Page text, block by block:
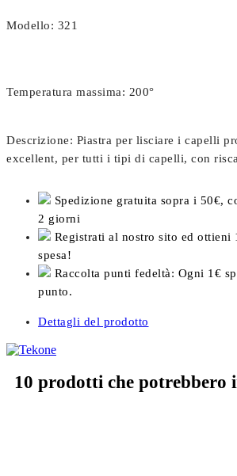
Modello:
Temperatura
Descrizione: Piastra per lisciare i capelli
excellent, per tutti i tipi di capelli, con
Spedizione gratuita sopra i 50€,
2 giorni
Registrati al nostro sito ed ottieni
spesa!
Raccolta punti fedeltà: Ogni 1€
punto.
Dettagli del prodotto
10 prodotti che potrebbero